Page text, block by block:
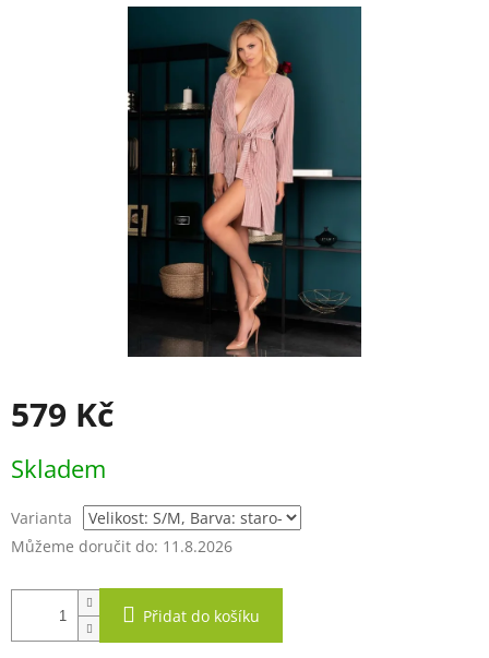
579 Kč
cena:
Skladem
Varianta
Můžeme doručit do: 11.8.2026
Přidat do košíku